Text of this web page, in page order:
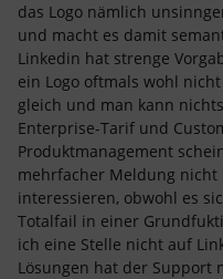
das Logo nämlich
und macht es damit
Linkedin hat strenge
ein Logo oftmals wohl
gleich und man kann
Enterprise-Tarif und
Produktmanagement
mehrfacher Meldung
interessieren, obwohl es
Totalfail in einer
ich eine Stelle nicht auf
Lösungen hat der Support